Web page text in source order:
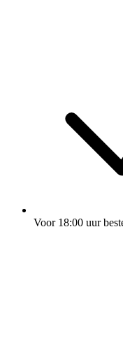
Voor 18:00 uur